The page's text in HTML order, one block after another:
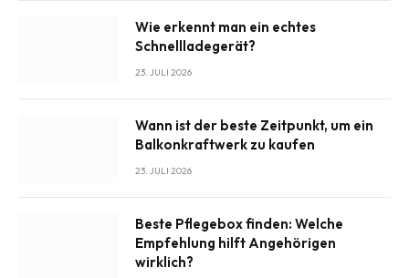
Wie erkennt man ein echtes
Schnellladegerät?
23. JULI 2026
Wann ist der beste Zeitpunkt, um ein
Balkonkraftwerk zu kaufen
23. JULI 2026
Beste Pflegebox finden: Welche
Empfehlung hilft Angehörigen
wirklich?